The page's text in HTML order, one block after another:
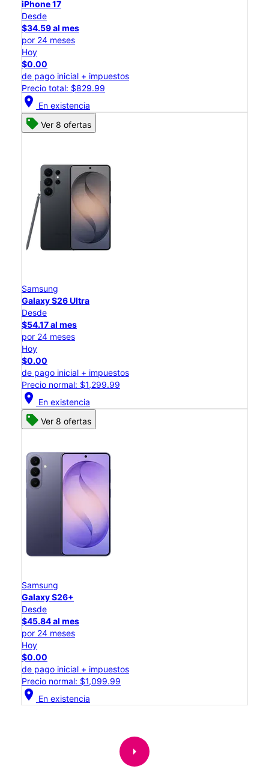
iPhone 17
Desde
$34.59 al mes
por 24 meses
Hoy
$0.00
de pago inicial + impuestos
Precio total: $829.99
location_on En existencia
Ver 8 ofertas
Samsung
Galaxy S26 Ultra
Desde
$54.17 al mes
por 24 meses
Hoy
$0.00
de pago inicial + impuestos
Precio normal: $1,299.99
location_on En existencia
Ver 8 ofertas
Samsung
Galaxy S26+
Desde
$45.84 al mes
por 24 meses
Hoy
$0.00
de pago inicial + impuestos
Precio normal: $1,099.99
location_on En existencia
arrow_right